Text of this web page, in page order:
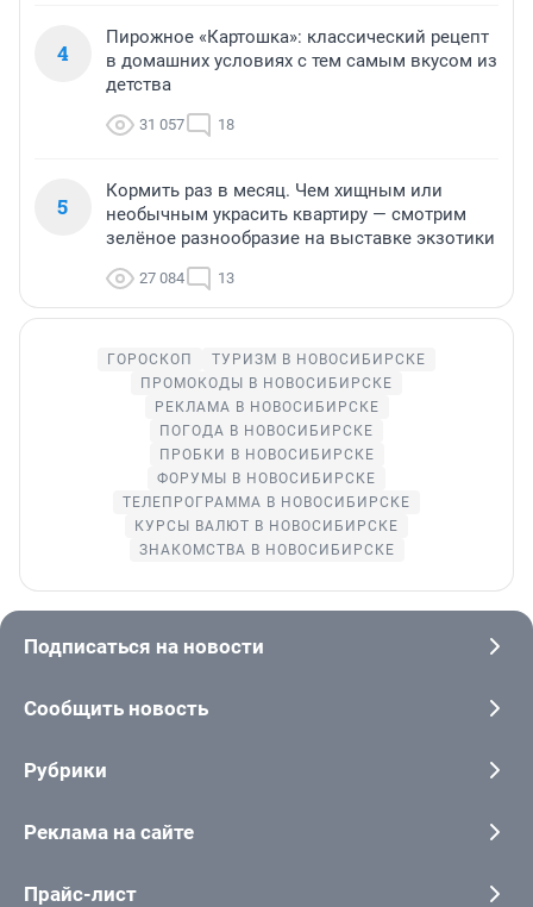
4
Пирожное «Картошка»: классический рецепт
в домашних условиях с тем самым вкусом из
детства
31 057 18
5
Кормить раз в месяц. Чем хищным или
необычным украсить квартиру — смотрим
зелёное разнообразие на выставке экзотики
27 084 13
ГОРОСКОП
ТУРИЗМ В НОВОСИБИРСКЕ
ПРОМОКОДЫ В НОВОСИБИРСКЕ
РЕКЛАМА В НОВОСИБИРСКЕ
ПОГОДА В НОВОСИБИРСКЕ
ПРОБКИ В НОВОСИБИРСКЕ
ФОРУМЫ В НОВОСИБИРСКЕ
ТЕЛЕПРОГРАММА В НОВОСИБИРСКЕ
КУРСЫ ВАЛЮТ В НОВОСИБИРСКЕ
ЗНАКОМСТВА В НОВОСИБИРСКЕ
Подписаться на новости
Сообщить новость
Рубрики
Реклама на сайте
Прайс-лист